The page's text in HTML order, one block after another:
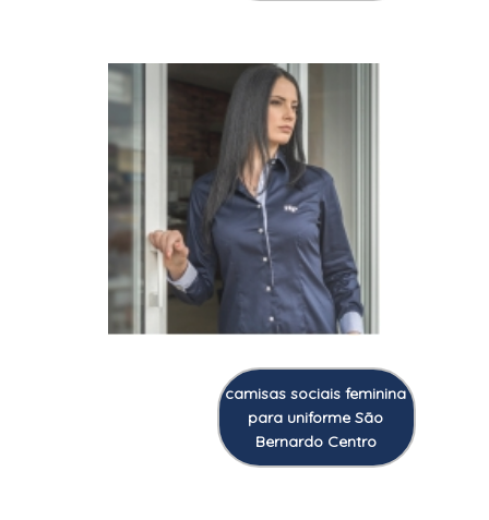
camisas sociais feminina
para uniforme São
Bernardo Centro